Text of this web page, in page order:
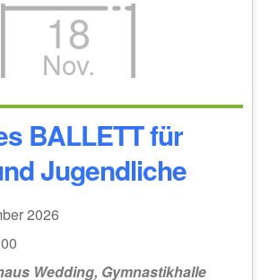
18
Nov.
BALLETT für
Jugendliche
2026
Wedding, Gymnastikhalle